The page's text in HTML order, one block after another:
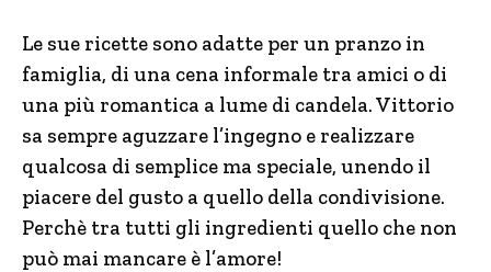
Le sue ricette sono adatte per un pranzo in
famiglia, di una cena informale tra amici o di
una più romantica a lume di candela. Vittorio
sa sempre aguzzare l’ingegno e realizzare
qualcosa di semplice ma speciale, unendo il
piacere del gusto a quello della condivisione.
Perchè tra tutti gli ingredienti quello che non
può mai mancare è l’amore!